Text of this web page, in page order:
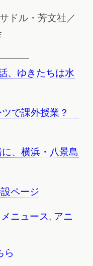
ドル・芳文社／
、ゆきたちは水
ツで課外授業？
、横浜・八景島
ページ
ニュース, アニ
ら